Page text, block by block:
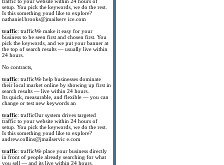
setup. You pick the keywords, we do the rest.
Is this something youd like to explore?
nathaniel.brooks@jmailserv ice.com
traffic: trafficWe make it easy for your
business to be seen first and chosen first. You
pick the keywords, and we put your banner at
the top of search results — usually live within
24 hours.
No contracts,
traffic: trafficWe help businesses dominate
their local market online by showing up first in
search results — live within 24 hours.
Its quick, measurable, and flexible — you can
change or test new keywords an
traffic: trafficOur system drives targeted
traffic to your website within 24 hours of
setup. You pick the keywords, we do the rest.
Is this something youd like to explore?
andrew.collins@jmailservic e.com
traffic: trafficWe place your business directly
in front of people already searching for what
you sell — and its live within 24 hours.